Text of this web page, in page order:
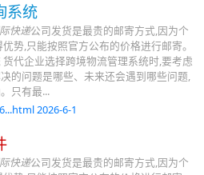
系统
快递公司发货是最贵的邮寄方式,因为个
势,只能按照官方公布的价格进行邮寄。
代企业选择跨境物流管理系统时,要考虑
的问题是哪些、未来还会遇到哪些问题,
只有最...
2026-6-1
快递公司发货是最贵的邮寄方式,因为个